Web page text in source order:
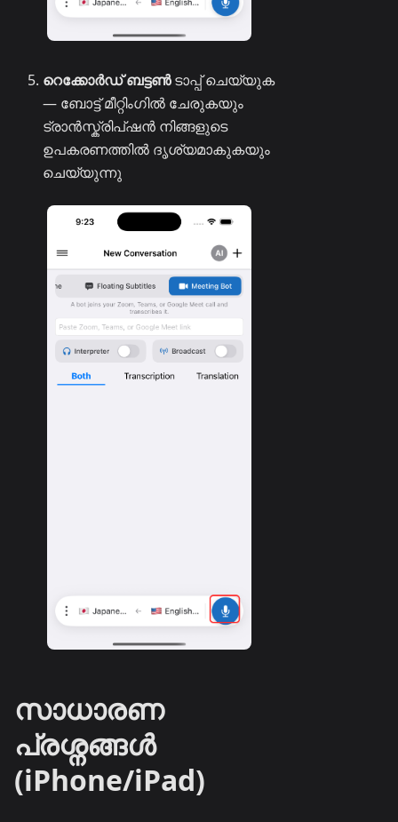
റെക്കോർഡ് ബട്ടൺടാപ്പ് ചെയ്യുക
— ബോട്ട് മീറ്റിംഗിൽ ചേരുകയും
ട്രാൻസ്ക്രിപ്ഷൻ നിങ്ങളുടെ
ഉപകരണത്തിൽ ദൃശ്യമാകുകയും
ചെയ്യുന്നു
സാധാരണ
പ്രശ്നങ്ങൾ
(iPhone/iPad)